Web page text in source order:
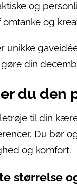
og
omtanke og
unikke
gøre din
du
til din
Du bør
og komfort.
størrelse